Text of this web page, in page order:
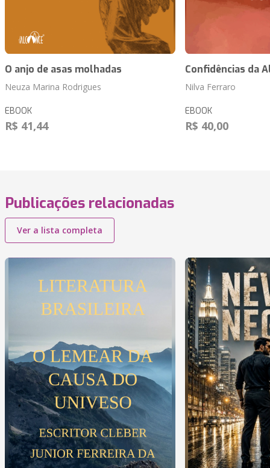
O anjo de asas molhadas
Neuza Marina Rodrigues
EBOOK
R$ 41,44
Confidências da
Nilva Ferraro
EBOOK
R$ 40,00
Publicações relacionadas
Ver a lista completa